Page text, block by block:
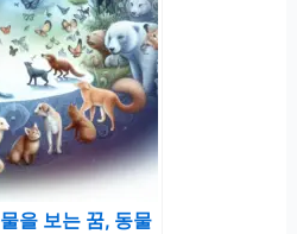
을 보는 꿈, 동물